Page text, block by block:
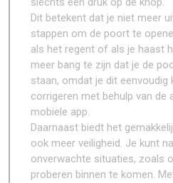
Dit betekent dat je niet meer
stappen om de poort te
als het regent of als je haast
meer bang te zijn dat je de
staan, omdat je dit eenvoudig
corrigeren met behulp van de
mobiele app.
Daarnaast biedt het
ook meer veiligheid. Je kunt
onverwachte situaties, zoals
proberen binnen te komen.